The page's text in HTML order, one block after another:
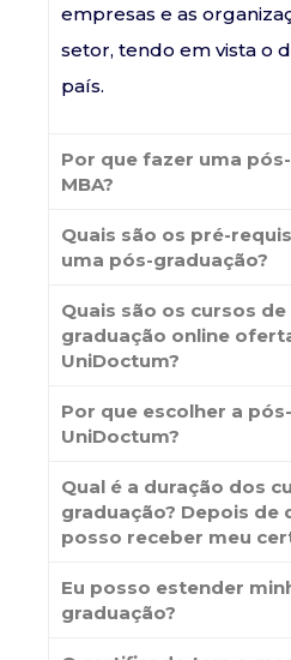
empresas e as
setor, tendo em vista o
país.
Por que fazer uma
MBA?
Quais são os pré-
uma pós-graduação?
Quais são os cursos de
graduação online
UniDoctum?
Por que escolher a
UniDoctum?
Qual é a duração dos
graduação? Depois de
posso receber meu
Eu posso estender
graduação?